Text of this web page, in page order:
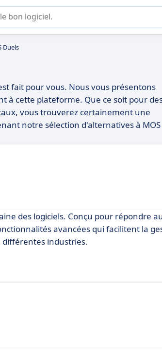
de logiciel SaaS en entreprise.
Duels
fait pour vous. Nous vous présentons
à cette plateforme. Que ce soit pour
vous trouverez certainement une
notre sélection d'alternatives à MOS
des logiciels. Conçu pour répondre
avancées qui facilitent la
industries.